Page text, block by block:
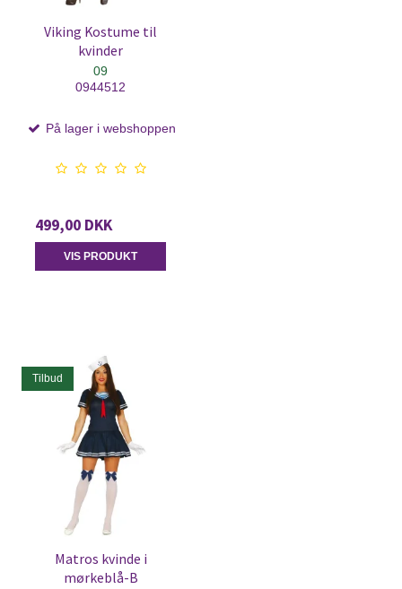
Viking Kostume til
kvinder
09
0944512
På lager i webshoppen
499,00 DKK
VIS PRODUKT
Tilbud
Matros kvinde i
mørkeblå-B